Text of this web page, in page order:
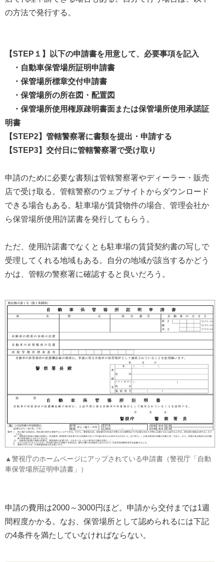
の方法で発行する。
【STEP１】以下の申請書を用意して、必要事項を記入
・自動車保管場所証明申請書
・保管場所標章交付申請書
・保管場所の所在図・配置図
・保管場所使用権原疎明書面または保管場所使用承諾証
明書
【STEP2】管轄警察署に書類を提出・申請する
【STEP3】交付日に管轄警察署で受け取り
申請のために必要な書類は管轄警察署やディーラー・販売
店で受け取る。管轄警察のウェブサイトからダウンロード
できる場合もある。駐車場が賃貸物件の場合、管理会社か
ら保管場所使用許諾書を発行してもらう。
ただ、使用許諾書でなくとも駐車場の賃貸契約書の写しで
受理してくれる地域もある。自分の地域が該当するかどう
かは、管轄の警察署に確認すると良いだろう。
▲警視庁のホームページにアップされている申請書（警視庁「自動
車保管場所証明申請書」）
申請の費用は2000～3000円ほど。申請から交付までは1週
間程度かかる。なお、保管場所として認められるには下記
の4条件を満たしていなければならない。